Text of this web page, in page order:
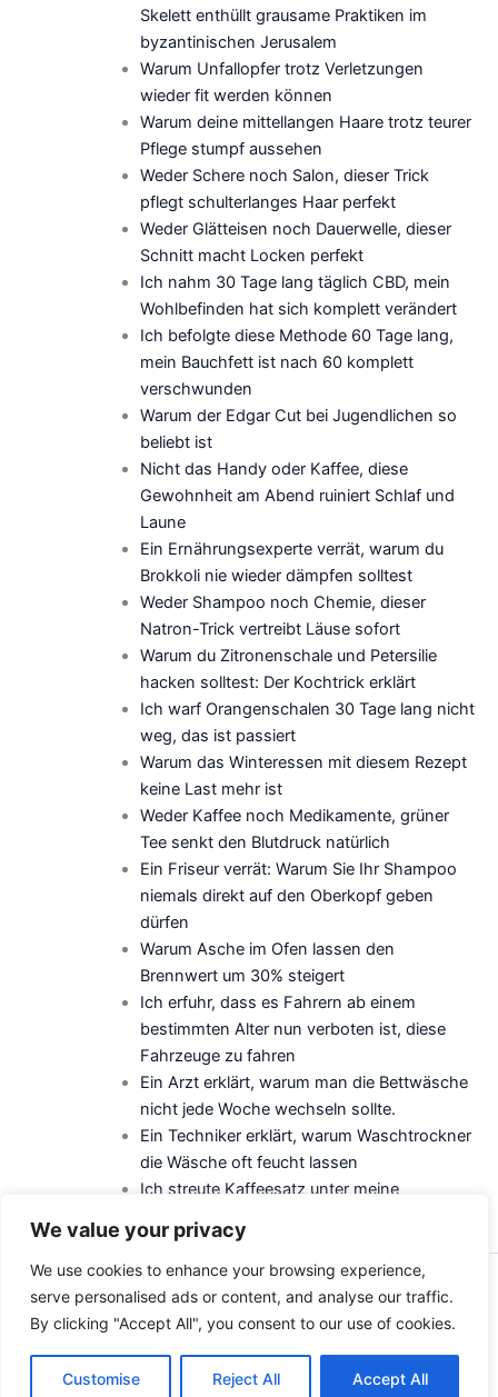
We value your privacy
We use cookies to enhance your browsing experience,
serve personalised ads or content, and analyse our traffic.
By clicking "Accept All", you consent to our use of cookies.
Customise Reject All Accept All
Skelett enthüllt grausame Praktiken im
byzantinischen Jerusalem
Warum Unfallopfer trotz Verletzungen
wieder fit werden können
Warum deine mittellangen Haare trotz teurer
Pflege stumpf aussehen
Weder Schere noch Salon, dieser Trick
pflegt schulterlanges Haar perfekt
Weder Glätteisen noch Dauerwelle, dieser
Schnitt macht Locken perfekt
Ich nahm 30 Tage lang täglich CBD, mein
Wohlbefinden hat sich komplett verändert
Ich befolgte diese Methode 60 Tage lang,
mein Bauchfett ist nach 60 komplett
verschwunden
Warum der Edgar Cut bei Jugendlichen so
beliebt ist
Nicht das Handy oder Kaffee, diese
Gewohnheit am Abend ruiniert Schlaf und
Laune
Ein Ernährungsexperte verrät, warum du
Brokkoli nie wieder dämpfen solltest
Weder Shampoo noch Chemie, dieser
Natron-Trick vertreibt Läuse sofort
Warum du Zitronenschale und Petersilie
hacken solltest: Der Kochtrick erklärt
Ich warf Orangenschalen 30 Tage lang nicht
weg, das ist passiert
Warum das Winteressen mit diesem Rezept
keine Last mehr ist
Weder Kaffee noch Medikamente, grüner
Tee senkt den Blutdruck natürlich
Ein Friseur verrät: Warum Sie Ihr Shampoo
niemals direkt auf den Oberkopf geben
dürfen
Warum Asche im Ofen lassen den
Brennwert um 30% steigert
Ich erfuhr, dass es Fahrern ab einem
bestimmten Alter nun verboten ist, diese
Fahrzeuge zu fahren
Ein Arzt erklärt, warum man die Bettwäsche
nicht jede Woche wechseln sollte.
Ein Techniker erklärt, warum Waschtrockner
die Wäsche oft feucht lassen
Ich streute Kaffeesatz unter meine
Copyright © 2026 baedli-langnau
Kontakt
Rechtlicher Hinweis
Impressum